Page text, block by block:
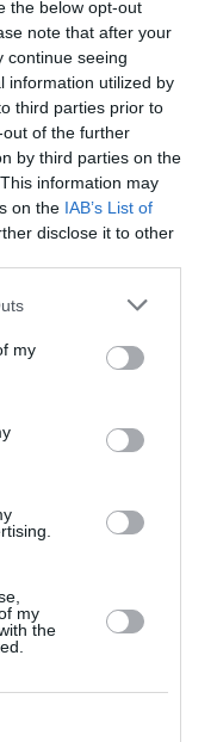
the below opt-out
note that after your
continue seeing
information utilized by
third parties prior to
of the further
by third parties on the
information may
on the IAB’s List of
disclose it to other
my
my
the
de National
À BANGKOK :
CHINOIS